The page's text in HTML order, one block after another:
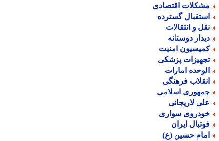
اقتصادی
گسترده
و انتقالات
دوستانه
امنیت
پزشکی
امارات
فرهنگی
اسلامی
لاریجانی
سواری
ایران
حسین (ع)